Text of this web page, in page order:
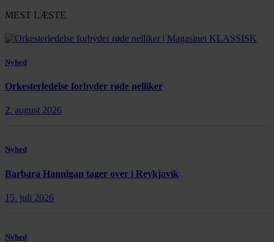
MEST LÆSTE
Nyhed
Orkesterledelse forbyder røde nelliker
2. august 2026
Nyhed
Barbara Hannigan tager over i Reykjavík
15. juli 2026
Nyhed